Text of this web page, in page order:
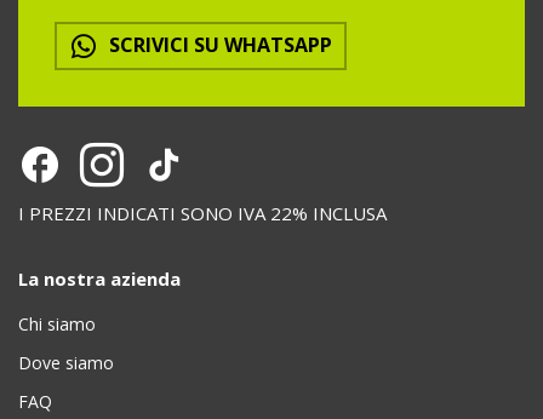
SCRIVICI SU WHATSAPP
I PREZZI INDICATI SONO IVA 22% INCLUSA
La nostra azienda
Chi siamo
Dove siamo
FAQ